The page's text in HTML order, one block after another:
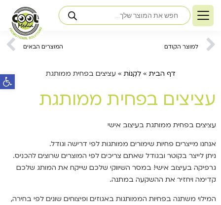
פתח
למוצר הקודם המוצרים הבאים
דף הבית »לִקְנוֹת » עציצים בפחית ממותגת
עציצים בפחית ממותגת
עציצים בפחית ממותגת בעיצוב אישי
אנחנו מייצרים פחיות שימורים ממותגות לפי דרישה וגודל.
ניתן לייצר בקוטר ובגודל שאתם צריכים לפי המוצרים שרוצים להכניס.
גרפיקה בעיצוב אישי! במסר השיווקי שלכם שייקח את המותג שלכם
קדימה ויחזיר את ההשקעה במתנה.
המילוי משתנה בפחיות הממותגות באגוזים ופיצוחים שונים לפי בחירה,